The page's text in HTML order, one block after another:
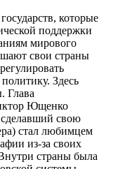
которые
поддержки
мирового
свои страны
Здесь
Глава
Ющенко
свою
стал любимцем
из-за своих
страны была